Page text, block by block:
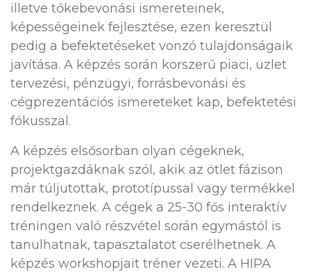
illetve tőkebevonási ismereteinek,
képességeinek fejlesztése, ezen keresztül
pedig a befektetéseket vonzó tulajdonságaik
javítása. A képzés során korszerű piaci, üzlet
tervezési, pénzügyi, forrásbevonási és
cégprezentációs ismereteket kap, befektetési
fókusszal.
A képzés elsősorban olyan cégeknek,
projektgazdáknak szól, akik az ötlet fázison
már túljutottak, prototípussal vagy termékkel
rendelkeznek. A cégek a 25-30 fős interaktív
tréningen való részvétel során egymástól is
tanulhatnak, tapasztalatot cserélhetnek. A
képzés workshopjait tréner vezeti. A HIPA